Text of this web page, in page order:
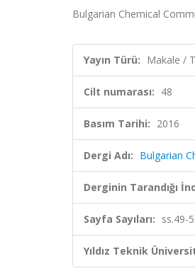
Bulgarian Chemical
Yayın Türü: Makale /
Cilt numarası: 48
Basım Tarihi: 2016
Dergi Adı: Bulgarian
Derginin Tarandığı
Sayfa Sayıları: ss.49-
Yıldız Teknik